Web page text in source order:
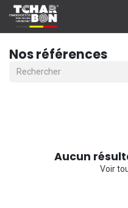
Se rendre au contenu
Nos références
Aucun
Voir